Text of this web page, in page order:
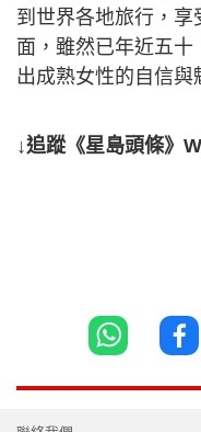
到世界各地旅行，
面，雖然已年近五
出成熟女性的自信與
↓追蹤《星島頭條》